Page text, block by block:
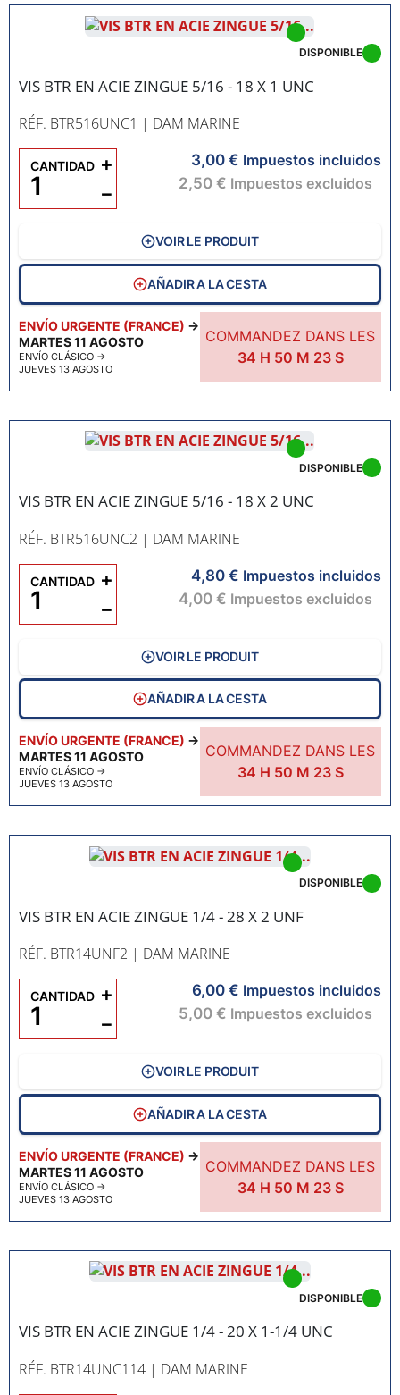
VIS BTR EN ACIE ZINGUE 5/16 - 18 X 1 UNC
RÉF. BTR516UNC1 | DAM MARINE
ENVÍO URGENTE (FRANCE) →
MARTES 11 AGOSTO
ENVÍO CLÁSICO →
JUEVES 13 AGOSTO
COMMANDEZ DANS LES
34 H 50 M 22S
DISPONIBLE
3,00 € Impuestos incluidos
2,50 € Impuestos excluidos
CANTIDAD
−
+
VOIR LE PRODUIT
AÑADIR A LA CESTA
VIS BTR EN ACIE ZINGUE 5/16 - 18 X 2 UNC
RÉF. BTR516UNC2 | DAM MARINE
ENVÍO URGENTE (FRANCE) →
MARTES 11 AGOSTO
ENVÍO CLÁSICO →
JUEVES 13 AGOSTO
COMMANDEZ DANS LES
34 H 50 M 22S
DISPONIBLE
4,80 € Impuestos incluidos
4,00 € Impuestos excluidos
CANTIDAD
−
+
VOIR LE PRODUIT
AÑADIR A LA CESTA
VIS BTR EN ACIE ZINGUE 1/4 - 28 X 2 UNF
RÉF. BTR14UNF2 | DAM MARINE
ENVÍO URGENTE (FRANCE) →
MARTES 11 AGOSTO
ENVÍO CLÁSICO →
JUEVES 13 AGOSTO
COMMANDEZ DANS LES
34 H 50 M 22S
DISPONIBLE
6,00 € Impuestos incluidos
5,00 € Impuestos excluidos
CANTIDAD
−
+
VOIR LE PRODUIT
AÑADIR A LA CESTA
VIS BTR EN ACIE ZINGUE 1/4 - 20 X 1-1/4 UNC
RÉF. BTR14UNC114 | DAM MARINE
DISPONIBLE